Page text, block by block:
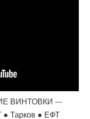
ВИНТОВКИ ---
● Тарков ● ЕФТ